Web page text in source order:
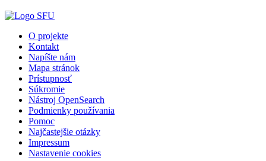
O projekte
Kontakt
Napíšte nám
Mapa stránok
Prístupnosť
Súkromie
Nástroj OpenSearch
Podmienky používania
Pomoc
Najčastejšie otázky
Impressum
Nastavenie cookies